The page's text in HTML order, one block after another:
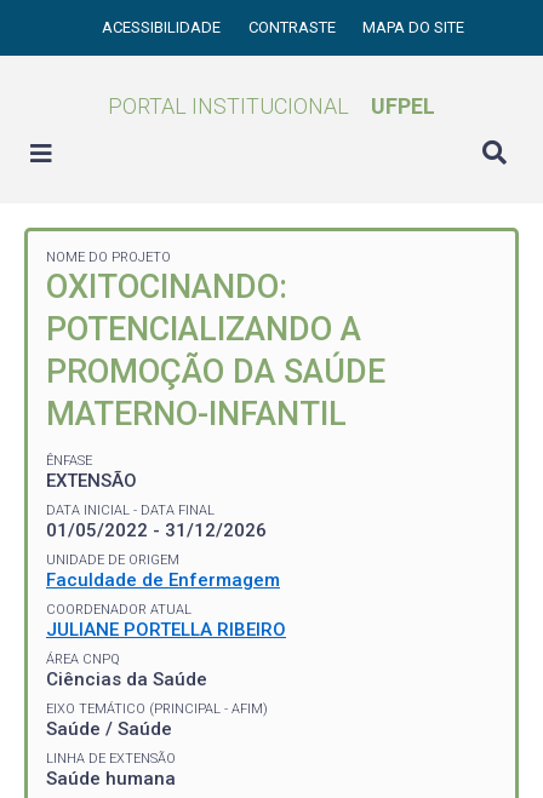
ACESSIBILIDADE CONTRASTE MAPA DO SITE
PORTAL INSTITUCIONAL UFPEL
NOME DO PROJETO
OXITOCINANDO:
POTENCIALIZANDO A
PROMOÇÃO DA SAÚDE
MATERNO-INFANTIL
ÊNFASE
EXTENSÃO
DATA INICIAL - DATA FINAL
01/05/2022 - 31/12/2026
UNIDADE DE ORIGEM
Faculdade de Enfermagem
COORDENADOR ATUAL
JULIANE PORTELLA RIBEIRO
ÁREA CNPQ
Ciências da Saúde
EIXO TEMÁTICO (PRINCIPAL - AFIM)
Saúde / Saúde
LINHA DE EXTENSÃO
Saúde humana